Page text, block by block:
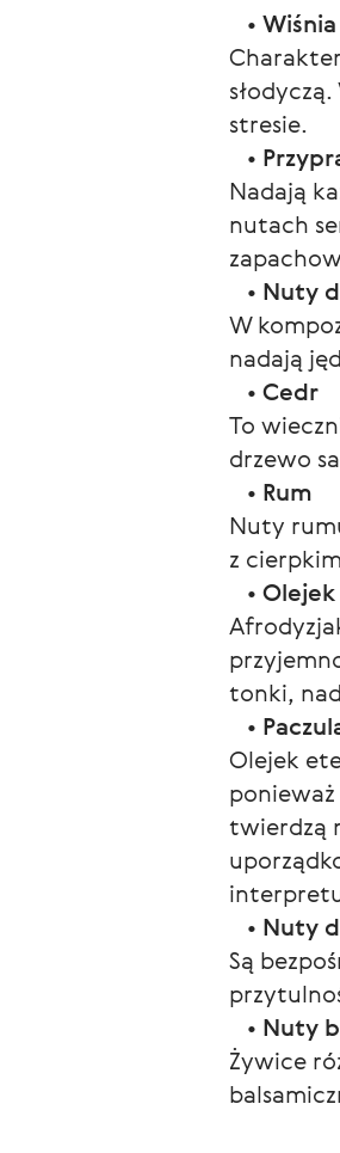
• Wiśnia
stresie.
•
Nadają
nutach
• Nuty
W
nadają
• Cedr
To
drzewo
• Rum
Nuty
z
•
tonki,
•
Olejek
twierdzą
• Nuty
Są
• Nuty
Żywice